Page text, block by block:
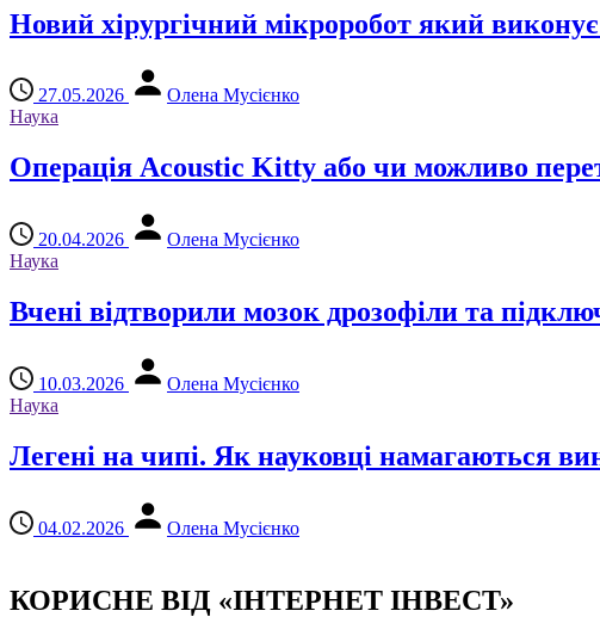
Новий хірургічний мікроробот який
27.05.2026
Олена Мусієнко
Наука
Операція Acoustic Kitty або чи можливо
20.04.2026
Олена Мусієнко
Наука
Вчені відтворили мозок дрозофіли та
10.03.2026
Олена Мусієнко
Наука
Легені на чипі. Як науковці намагаються
04.02.2026 Олена Мусієнко
КОРИСНЕ ВІД «ІНТЕРНЕТ ІНВЕСТ»